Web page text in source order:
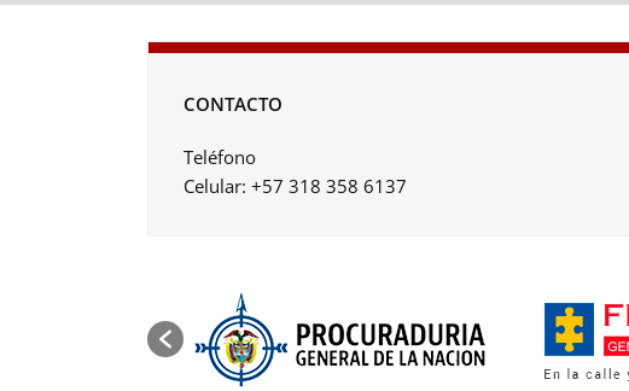
CONTACTO
Teléfono
Celular: +57 318 358 6137